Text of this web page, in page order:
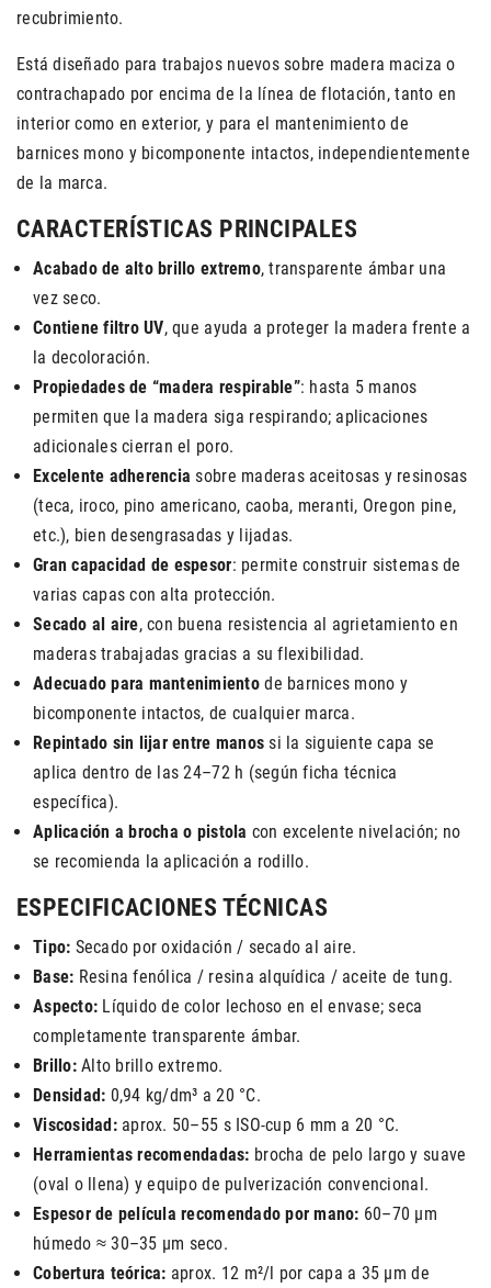
recubrimiento.
Está diseñado para trabajos nuevos sobre madera maciza o
contrachapado por encima de la línea de flotación, tanto en
interior como en exterior, y para el mantenimiento de
barnices mono y bicomponente intactos, independientemente
de la marca.
CARACTERÍSTICAS PRINCIPALES
Acabado de alto brillo extremo, transparente ámbar una
vez seco.
Contiene filtro UV, que ayuda a proteger la madera frente a
la decoloración.
Propiedades de “madera respirable”: hasta 5 manos
permiten que la madera siga respirando; aplicaciones
adicionales cierran el poro.
Excelente adherencia sobre maderas aceitosas y resinosas
(teca, iroco, pino americano, caoba, meranti, Oregon pine,
etc.), bien desengrasadas y lijadas.
Gran capacidad de espesor: permite construir sistemas de
varias capas con alta protección.
Secado al aire, con buena resistencia al agrietamiento en
maderas trabajadas gracias a su flexibilidad.
Adecuado para mantenimiento de barnices mono y
bicomponente intactos, de cualquier marca.
Repintado sin lijar entre manos si la siguiente capa se
aplica dentro de las 24–72 h (según ficha técnica
específica).
Aplicación a brocha o pistola con excelente nivelación; no
se recomienda la aplicación a rodillo.
ESPECIFICACIONES TÉCNICAS
Tipo: Secado por oxidación / secado al aire.
Base: Resina fenólica / resina alquídica / aceite de tung.
Aspecto: Líquido de color lechoso en el envase; seca
completamente transparente ámbar.
Brillo:Alto brillo extremo.
Densidad: 0,94 kg/dm³ a 20 °C.
Viscosidad:aprox. 50–55 s ISO-cup 6 mm a 20 °C.
Herramientas recomendadas: brocha de pelo largo y suave
(oval o llena) y equipo de pulverización convencional.
Espesor de película recomendado por mano: 60–70 µm
húmedo ≈ 30–35 µm seco.
Cobertura teórica: aprox. 12 m²/l por capa a 35 µm de